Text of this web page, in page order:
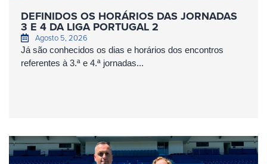
DEFINIDOS OS HORÁRIOS DAS JORNADAS
3 E 4 DA LIGA PORTUGAL 2
Agosto 5, 2026
Já são conhecidos os dias e horários dos encontros
referentes à 3.ª e 4.ª jornadas...